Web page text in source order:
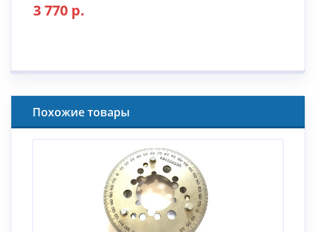
3 770 р.
Похожие товары